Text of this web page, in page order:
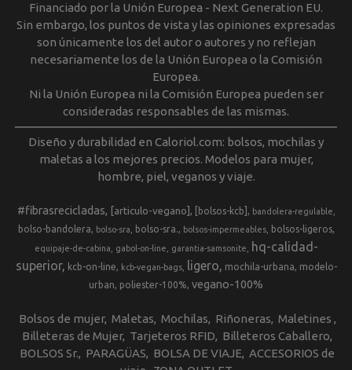
Financiado por la Unión Europea - Next Generation EU.
Sin embargo, los puntos de vista y las opiniones expresadas
son únicamente los del autor o autores y no reflejan
necesariamente los de la Unión Europea o la Comisión
Europea.
Ni la Unión Europea ni la Comisión Europea pueden ser
consideradas responsables de las mismas.
Diseño y durabilidad en Caloriol.com: bolsos, mochilas y
maletas a los mejores precios. Modelos para mujer,
hombre, piel, veganos y viaje.
#fibrasrecicladas [articulo-vegano] [bolsos-kcb] bandolera-regulable
bolso-bandolera bolso-sra bolso-sra. bolsos-impermeables bolsos-ligeros
equipaje-de-cabina gabol-on-line garantia-samsonite
hq-calidad-
superior
kcb-on-line kcb-vegan-bags ligero mochila-urbana
modelo-
urban
poliester-100% vegano-100%
Bolsos de mujer Maletas Mochilas Riñoneras Maletines
Billeteras de Mujer Tarjeteros RFID
Billeteros Caballero
BOLSOS Sr.
PARAGÜAS BOLSA DE VIAJE ACCESORIOS de